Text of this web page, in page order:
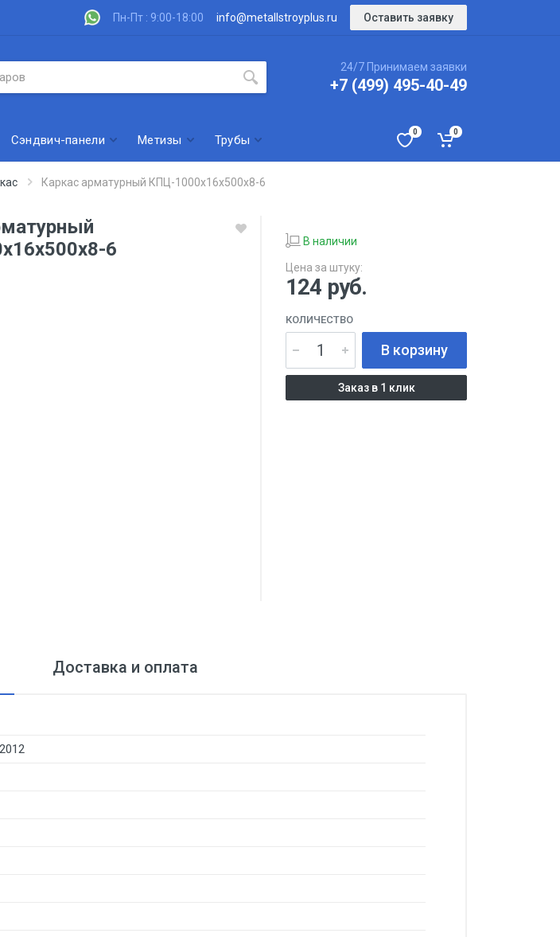
Пн-Пт : 9:00-18:00 info@metallstroyplus.ru Оставить заявку
24/7 Принимаем заявки
+7 (499) 495-40-49
Сэндвич-панели Метизы Трубы
0 0
Каркас арматурный КПЦ-1000х16х500х8-6
6
В наличии
Цена за штуку:
124 руб.
КОЛИЧЕСТВО
В корзину
Заказ в 1 клик
Доставка и оплата